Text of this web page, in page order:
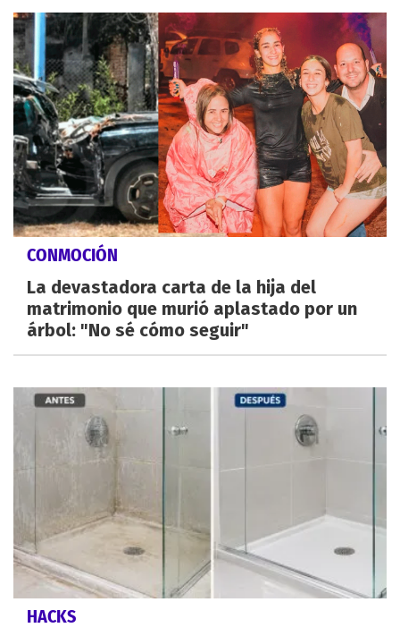
CONMOCIÓN
La devastadora carta de la hija del
matrimonio que murió aplastado por un
árbol: "No sé cómo seguir"
HACKS